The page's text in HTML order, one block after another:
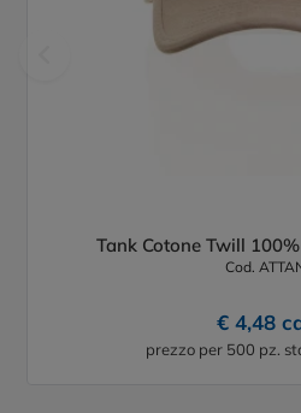
Tank Cotone Twill
Cod.
€ 4,48
prezzo per 500 pz.